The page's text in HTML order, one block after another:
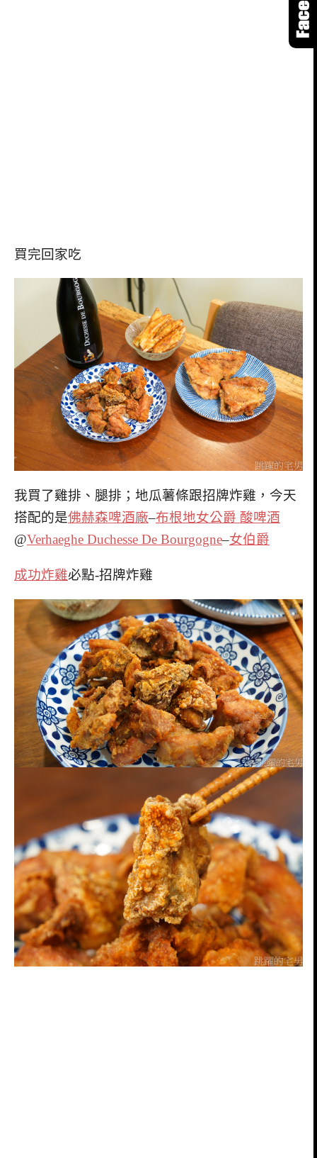
買完回家吃
我買了雞排、腿排；地瓜薯條跟招牌炸雞，今天
搭配的是佛赫森啤酒廠–布根地女公爵 酸啤酒
@Verhaeghe Duchesse De Bourgogne–女伯爵
成功炸雞必點-招牌炸雞